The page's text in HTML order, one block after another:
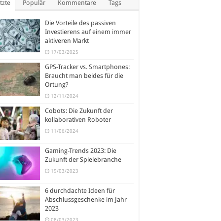
Populär Kommentare Tags
Die Vorteile des passiven
Investierens auf einem immer
aktiveren Markt
17/03/2025
GPS-Tracker vs. Smartphones:
Braucht man beides für die
Ortung?
12/11/2024
Cobots: Die Zukunft der
kollaborativen Roboter
11/06/2024
Gaming-Trends 2023: Die
Zukunft der Spielebranche
19/03/2023
6 durchdachte Ideen für
Abschlussgeschenke im Jahr
2023
08/03/2023